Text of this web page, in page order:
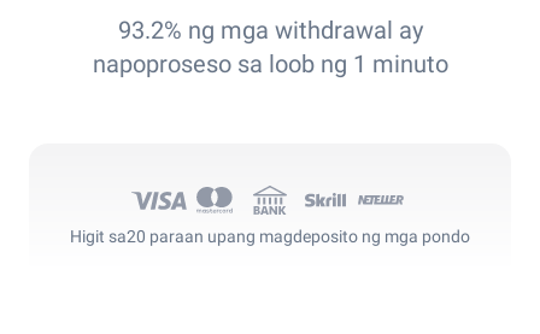
93.2% ng mga withdrawal ay
napoproseso sa loob ng 1 minuto
Higit sa20 paraan upang magdeposito ng mga pondo